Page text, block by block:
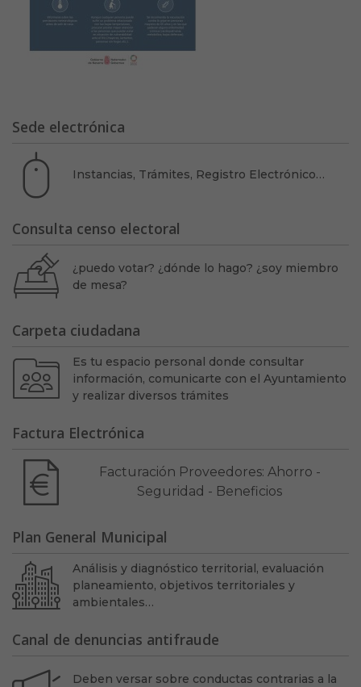
Sede electrónica
Instancias, Trámites, Registro Electrónico…
Consulta censo electoral
¿puedo votar? ¿dónde lo hago? ¿soy miembro
de mesa?
Carpeta ciudadana
Es tu espacio personal donde consultar
información, comunicarte con el Ayuntamiento
y realizar diversos trámites
Factura Electrónica
Facturación Proveedores: Ahorro -
Seguridad - Beneficios
Plan General Municipal
Análisis y diagnóstico territorial, evaluación
planeamiento, objetivos territoriales y
ambientales…
Canal de denuncias antifraude
Deben versar sobre conductas contrarias a la